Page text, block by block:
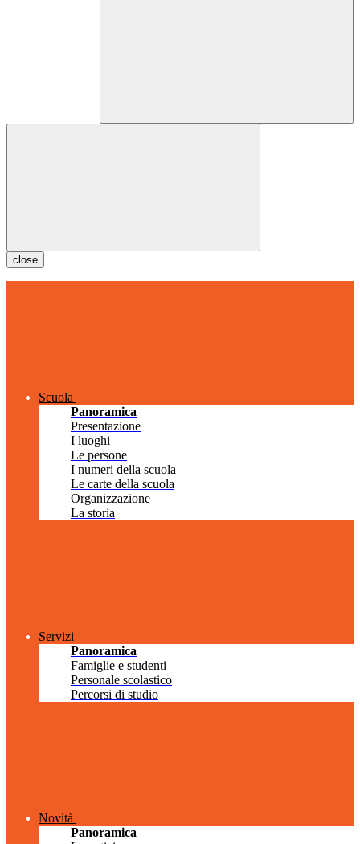
close
Scuola
Panoramica
Presentazione
I luoghi
Le persone
I numeri della scuola
Le carte della scuola
Organizzazione
La storia
Servizi
Panoramica
Famiglie e studenti
Personale scolastico
Percorsi di studio
Novità
Panoramica